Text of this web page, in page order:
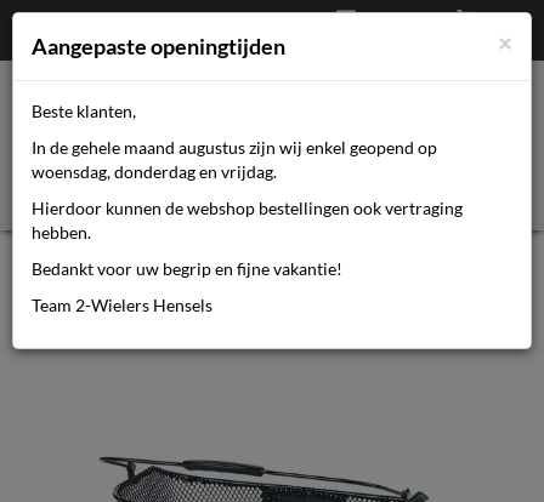
€0,00
Afrekenen
Mijn account
Basil mand Bremen KF + Ahead
houder 23L zwart 26x3
×
Aangepaste openingtijden
Beste klanten,
In de gehele maand augustus zijn wij enkel geopend op
woensdag, donderdag en vrijdag.
Hierdoor kunnen de webshop bestellingen ook vertraging
hebben.
Bedankt voor uw begrip en fijne vakantie!
Team 2-Wielers Hensels